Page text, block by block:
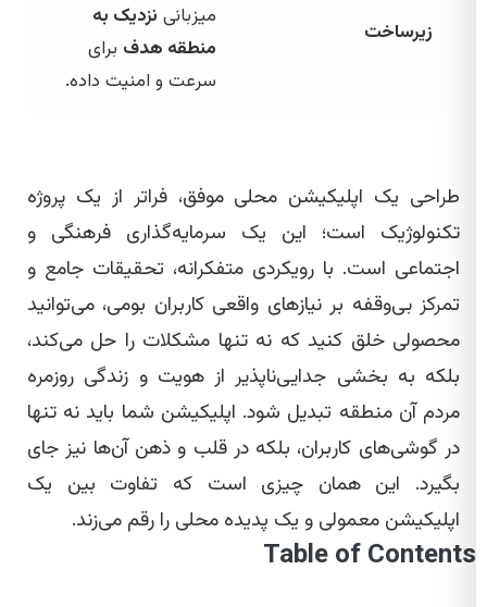
زیرساخت
میزبانی نزدیک به
منطقه هدف برای
سرعت و امنیت داده.
طراحی یک اپلیکیشن محلی موفق، فراتر از یک پروژه
تکنولوژیک است؛ این یک سرمایه‌گذاری فرهنگی و
اجتماعی است. با رویکردی متفکرانه، تحقیقات جامع و
تمرکز بی‌وقفه بر نیازهای واقعی کاربران بومی، می‌توانید
محصولی خلق کنید که نه تنها مشکلات را حل می‌کند،
بلکه به بخشی جدایی‌ناپذیر از هویت و زندگی روزمره
مردم آن منطقه تبدیل شود. اپلیکیشن شما باید نه تنها
در گوشی‌های کاربران، بلکه در قلب و ذهن آن‌ها نیز جای
بگیرد. این همان چیزی است که تفاوت بین یک
اپلیکیشن معمولی و یک پدیده محلی را رقم می‌زند.
Table of Contents